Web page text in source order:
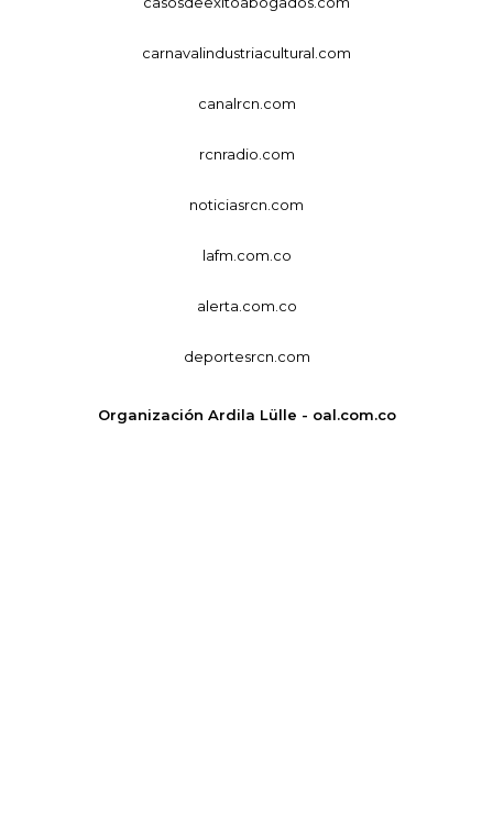
carnavalindustriacultural.com
canalrcn.com
rcnradio.com
noticiasrcn.com
lafm.com.co
alerta.com.co
deportesrcn.com
Organización Ardila Lülle - oal.com.co